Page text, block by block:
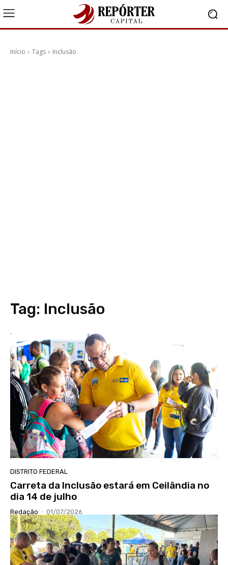
Início Tags Inclusão
Tag: Inclusão
DISTRITO FEDERAL
Carreta da Inclusão estará em Ceilândia no
dia 14 de julho
Redação - 01/07/2026